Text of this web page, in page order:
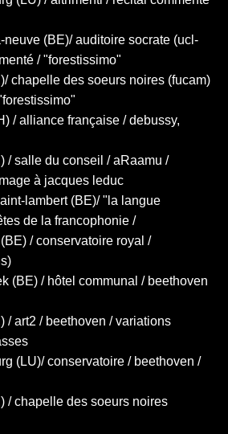
neuve (BE)/ auditoire socrate (ucl-
/ "forestissimo"
chapelle des soeurs noires (fucam)
/ alliance française / debussy,
/ salle du conseil / aRaamu /
à jacques leduc
lambert (BE)/ "la langue
de la francophonie /
/ conservatoire royal /
(BE) / hôtel communal / beethoven
/ art2 / beethoven / variations
(LU)/ conservatoire / beethoven /
/ chapelle des soeurs noires